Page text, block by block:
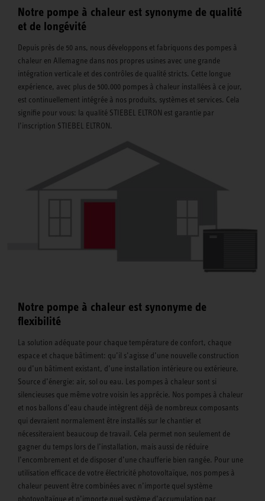
Notre pompe à chaleur est synonyme de qualité
et de longévité
Depuis près de 50 ans, nous développons et fabriquons des pompes à
chaleur en Allemagne dans nos propres usines avec une grande
intégration verticale et des contrôles de qualité stricts. Cette longue
expérience, avec plus de 500.000 pompes à chaleur installées à ce jour,
est continuellement intégrée à nos produits, systèmes et services. Cela
signifie pour vous: la qualité STIEBEL ELTRON est garantie par
l’inscription STIEBEL ELTRON.
Notre pompe à chaleur est synonyme de
flexibilité
La solution adéquate pour chaque température de confort, chaque
espace et chaque bâtiment: qu’il s’agisse d’une nouvelle construction
ou d’un bâtiment existant, d’une installation intérieure ou extérieure.
Source d’énergie: air, sol ou eau. Les pompes à chaleur sont si
silencieuses que même votre voisin les apprécie. Nos pompes à chaleur
et nos ballons d’eau chaude intègrent déjà de nombreux composants
qui devraient normalement être installés sur le chantier et
nécessiteraient beaucoup de travail. Cela permet non seulement de
gagner du temps lors de l’installation, mais aussi de réduire
l’encombrement et de disposer d’une chaufferie bien rangée. Pour une
utilisation efficace de votre électricité photovoltaïque, nos pompes à
chaleur peuvent être combinées avec n’importe quel système
photovoltaïque et n’importe quel système d’accumulation par